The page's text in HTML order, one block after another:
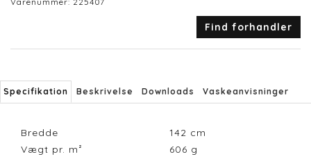
Find forhandler
Specifikation Beskrivelse Downloads Vaskeanvisninger
Bredde 142 cm
Vægt pr. m²
606 g